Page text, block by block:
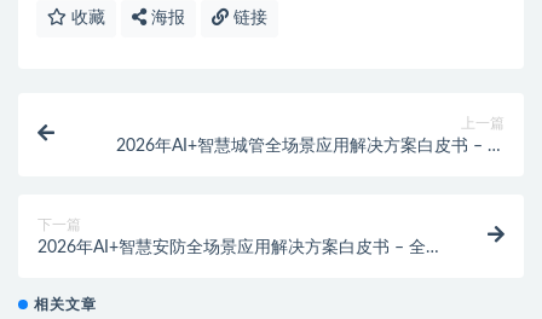
收藏 海报 链接
上一篇
2026年AI+智慧城管全场景应用解决方案白皮书 – 全
下一篇
2026年AI+智慧安防全场景应用解决方案白皮书 – 全
相关文章